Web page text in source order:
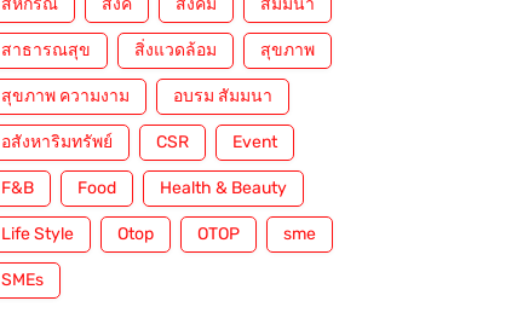
สหกรณ์ สังค สังคม สัมมนา
สาธารณสุข สิ่งแวดล้อม สุขภาพ
สุขภาพ ความงาม อบรม สัมมนา
อสังหาริมทรัพย์ CSR Event
F&B Food Health & Beauty
Life Style Otop OTOP sme
SMEs